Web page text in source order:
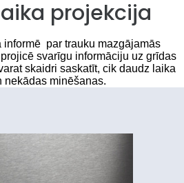
projekcija
par trauku mazgājamās
svarīgu informāciju uz grīdas
skaidri saskatīt, cik daudz laika
nekādas minēšanas.